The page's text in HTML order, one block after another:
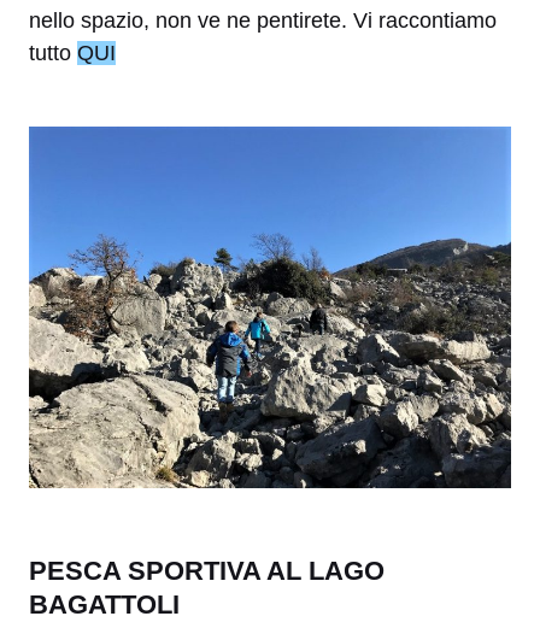
nello spazio, non ve ne pentirete. Vi raccontiamo
tutto QUI
PESCA SPORTIVA AL LAGO
BAGATTOLI